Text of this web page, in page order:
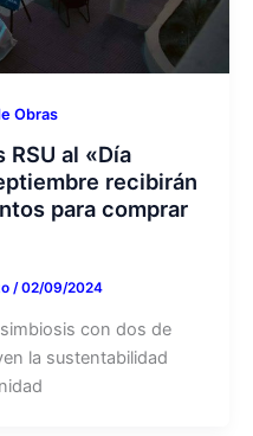
Obras
al «Día
recibirán
para comprar
/02/09/2024
con dos de
la sustentabilidad